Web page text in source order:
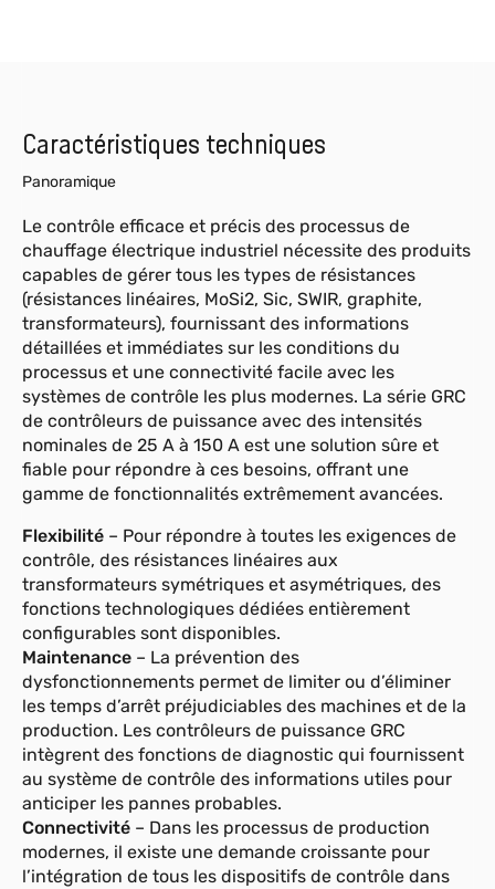
Caractéristiques techniques
Panoramique
Le contrôle efficace et précis des processus de
chauffage électrique industriel nécessite des produits
capables de gérer tous les types de résistances
(résistances linéaires, MoSi2, Sic, SWIR, graphite,
transformateurs), fournissant des informations
détaillées et immédiates sur les conditions du
processus et une connectivité facile avec les
systèmes de contrôle les plus modernes. La série GRC
de contrôleurs de puissance avec des intensités
nominales de 25 A à 150 A est une solution sûre et
fiable pour répondre à ces besoins, offrant une
gamme de fonctionnalités extrêmement avancées.
Flexibilité – Pour répondre à toutes les exigences de
contrôle, des résistances linéaires aux
transformateurs symétriques et asymétriques, des
fonctions technologiques dédiées entièrement
configurables sont disponibles.
Maintenance – La prévention des
dysfonctionnements permet de limiter ou d’éliminer
les temps d’arrêt préjudiciables des machines et de la
production. Les contrôleurs de puissance GRC
intègrent des fonctions de diagnostic qui fournissent
au système de contrôle des informations utiles pour
anticiper les pannes probables.
Connectivité – Dans les processus de production
modernes, il existe une demande croissante pour
l’intégration de tous les dispositifs de contrôle dans